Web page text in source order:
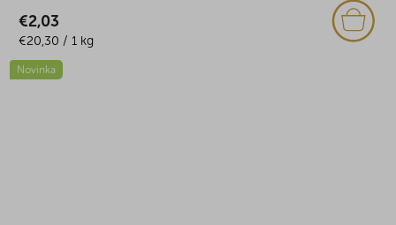
€2,03
Jednotková
cena:
€20,30 / 1 kg
Novinka